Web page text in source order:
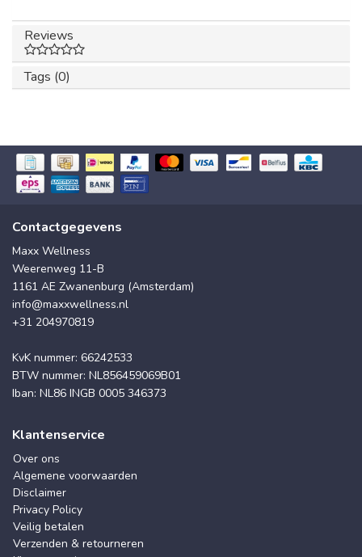
Reviews
Tags (0)
Contactgegevens
Maxx Wellness
Weerenweg 11-B
1161 AE Zwanenburg (Amsterdam)
info@maxxwellness.nl
+31 204970819
KvK nummer: 66242533
BTW nummer: NL856459069B01
Iban: NL86 INGB 0005 346373
Klantenservice
Over ons
Algemene voorwaarden
Disclaimer
Privacy Policy
Veilig betalen
Verzenden & retourneren